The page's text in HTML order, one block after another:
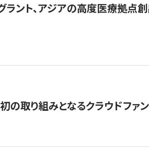
ント、アジアの高度医療拠点
取り組みとなるクラウドファ